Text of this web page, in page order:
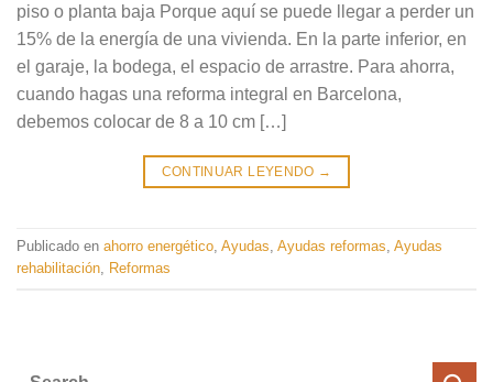
piso o planta baja Porque aquí se puede llegar a perder un
15% de la energía de una vivienda. En la parte inferior, en
el garaje, la bodega, el espacio de arrastre. Para ahorra,
cuando hagas una reforma integral en Barcelona,
debemos colocar de 8 a 10 cm […]
CONTINUAR LEYENDO →
Publicado en ahorro energético Ayudas Ayudas reformas Ayudas
rehabilitación
Reformas